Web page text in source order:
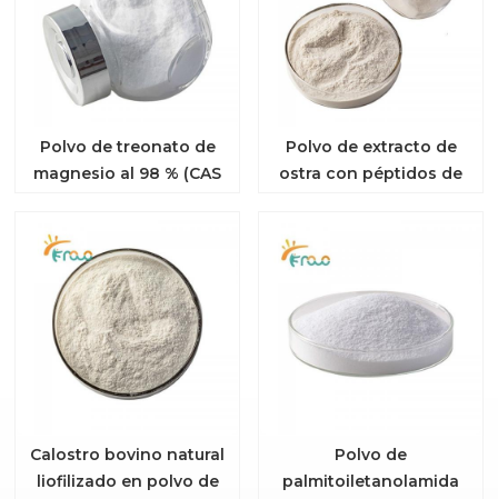
Polvo de treonato de
magnesio al 98 % (CAS
cognitiva.
Polvo de extracto de
ostra con péptidos de
Calostro bovino natural
liofilizado en polvo de
Polvo de
palmitoiletanolamida